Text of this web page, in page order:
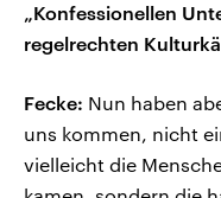
„Konfessionellen
regelrechten
Fecke: Nun haben
uns kommen, nicht
vielleicht die